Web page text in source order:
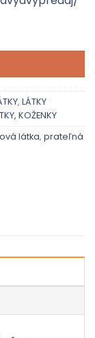
, LÁTKY
KOŽENKY
látka, prateľná